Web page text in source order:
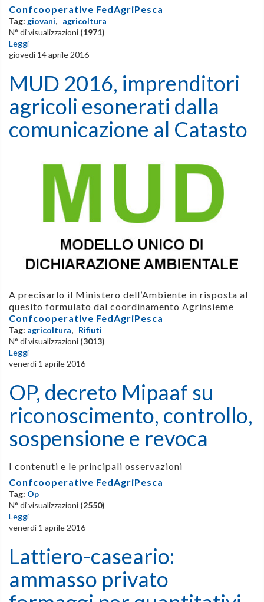
Confcooperative FedAgriPesca
Tag: giovani, agricoltura
N° di visualizzazioni (1971)
Leggi
giovedì 14 aprile 2016
MUD 2016, imprenditori
agricoli esonerati dalla
comunicazione al Catasto
A precisarlo il Ministero dell’Ambiente in risposta al
quesito formulato dal coordinamento Agrinsieme
Confcooperative FedAgriPesca
Tag: agricoltura, Rifiuti
N° di visualizzazioni (3013)
Leggi
venerdì 1 aprile 2016
OP, decreto Mipaaf su
riconoscimento, controllo,
sospensione e revoca
I contenuti e le principali osservazioni
Confcooperative FedAgriPesca
Tag: Op
N° di visualizzazioni (2550)
Leggi
venerdì 1 aprile 2016
Lattiero-caseario:
ammasso privato